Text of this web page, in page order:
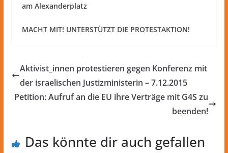
am Alexanderplatz
MACHT MIT! UNTERSTÜTZT DIE PROTESTAKTION!
Aktivist_innen protestieren gegen Konferenz mit
der israelischen Justizministerin – 7.12.2015
Petition: Aufruf an die EU ihre Verträge mit G4S zu
beenden!
Das könnte dir auch gefallen